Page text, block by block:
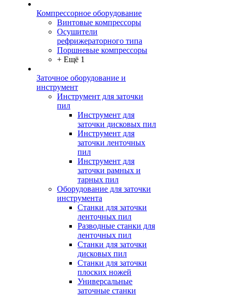
Компрессорное оборудование
Винтовые компрессоры
Осушители
рефрижераторного типа
Поршневые компрессоры
+ Ещё 1
Заточное оборудование и
инструмент
Инструмент для заточки
пил
Инструмент для
заточки дисковых пил
Инструмент для
заточки ленточных
пил
Инструмент для
заточки рамных и
тарных пил
Оборудование для заточки
инструмента
Станки для заточки
ленточных пил
Разводные станки для
ленточных пил
Станки для заточки
дисковых пил
Станки для заточки
плоских ножей
Универсальные
заточные станки